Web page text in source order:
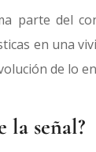
parte del
en una
de lo
la señal?